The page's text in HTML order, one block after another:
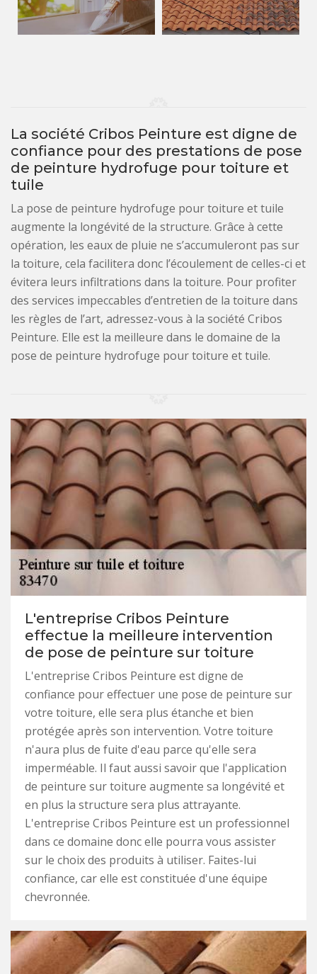
La société Cribos Peinture est digne de
confiance pour des prestations de pose
de peinture hydrofuge pour toiture et
tuile
La pose de peinture hydrofuge pour toiture et tuile
augmente la longévité de la structure. Grâce à cette
opération, les eaux de pluie ne s’accumuleront pas sur
la toiture, cela facilitera donc l’écoulement de celles-ci et
évitera leurs infiltrations dans la toiture. Pour profiter
des services impeccables d’entretien de la toiture dans
les règles de l’art, adressez-vous à la société Cribos
Peinture. Elle est la meilleure dans le domaine de la
pose de peinture hydrofuge pour toiture et tuile.
L'entreprise Cribos Peinture
effectue la meilleure intervention
de pose de peinture sur toiture
L'entreprise Cribos Peinture est digne de
confiance pour effectuer une pose de peinture sur
votre toiture, elle sera plus étanche et bien
protégée après son intervention. Votre toiture
n'aura plus de fuite d'eau parce qu'elle sera
imperméable. Il faut aussi savoir que l'application
de peinture sur toiture augmente sa longévité et
en plus la structure sera plus attrayante.
L'entreprise Cribos Peinture est un professionnel
dans ce domaine donc elle pourra vous assister
sur le choix des produits à utiliser. Faites-lui
confiance, car elle est constituée d'une équipe
chevronnée.